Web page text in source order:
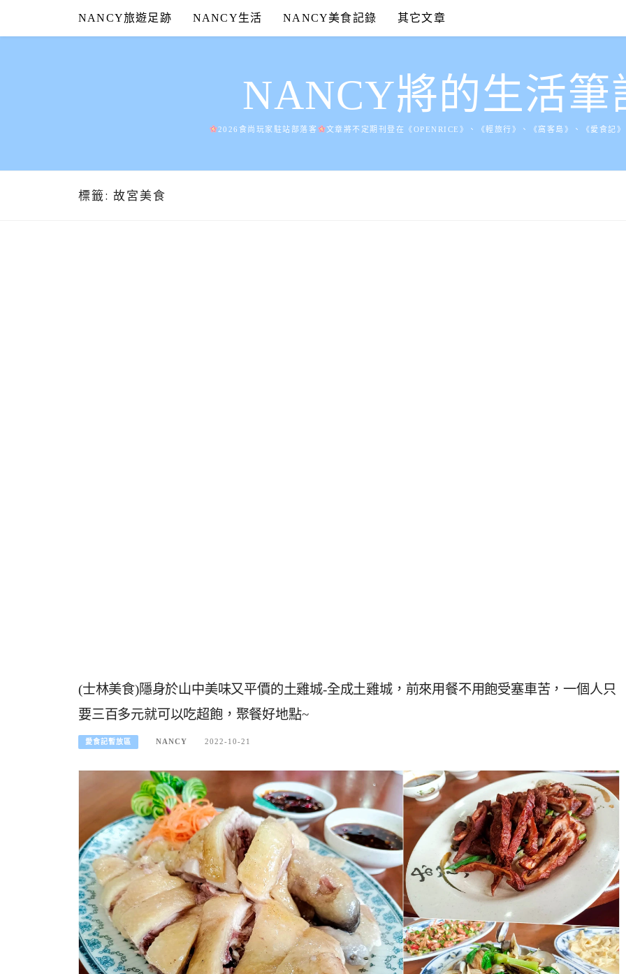
content
NANCY旅遊足跡 NANCY生活 NANCY美食記錄 其它文章
NANCY將的生活筆
2026食尚玩家駐站部落客 文章將不定期刊登在《OPENRICE》、《輕旅行》、《窩客島》、《愛食記
標籤: 故宮美食
(士林美食)隱身於山中美味又平價的土雞城-全成土雞城，前來用餐不用飽受塞車苦，一個人只
要三百多元就可以吃超飽，聚餐好地點~
愛食記暫放區 NANCY 2022-10-21